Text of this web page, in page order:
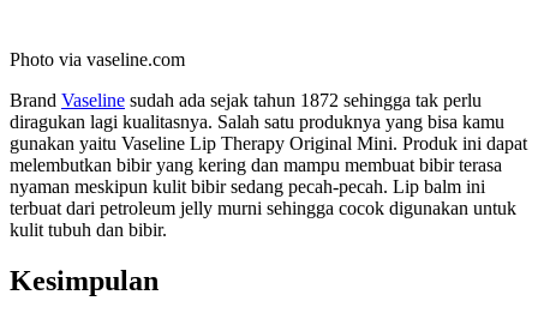
Photo via vaseline.com
Brand Vaseline sudah ada sejak tahun 1872 sehingga tak perlu
diragukan lagi kualitasnya. Salah satu produknya yang bisa kamu
gunakan yaitu Vaseline Lip Therapy Original Mini. Produk ini dapat
melembutkan bibir yang kering dan mampu membuat bibir terasa
nyaman meskipun kulit bibir sedang pecah-pecah. Lip balm ini
terbuat dari petroleum jelly murni sehingga cocok digunakan untuk
kulit tubuh dan bibir.
Kesimpulan